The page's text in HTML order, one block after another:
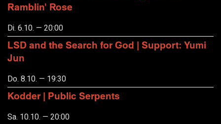
Ramblin' Rose
Di. 6.10. — 20:00
LSD and the Search for God | Support: Yumi
Jun
Do. 8.10. — 19:30
Kodder | Public Serpents
Sa. 10.10. — 20:00